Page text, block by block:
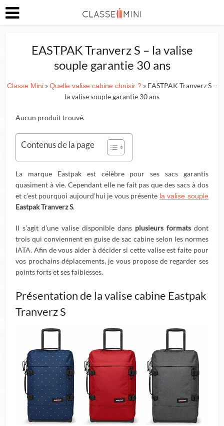
EASTPAK Tranverz S – la valise
souple garantie 30 ans
Classe Mini »Quelle valise cabine choisir ? » EASTPAK Tranverz S –
la valise souple garantie 30 ans
Aucun produit trouvé.
Contenus de la page
La marque Eastpak est célèbre pour ses sacs garantis
quasiment à vie. Cependant elle ne fait pas que des sacs à dos
et c’est pourquoi aujourd’hui je vous présente la valise souple
Eastpak Tranverz S.
Il s’agit d’une valise disponible dans plusieurs formatsdont
trois qui conviennent en guise de sac cabine selon les normes
IATA. Afin de vous aider à décider si cette valise est faite pour
vos prochains déplacements, je vous propose de regarder ses
points forts et ses faiblesses.
Présentation de la valise cabine Eastpak
Tranverz S